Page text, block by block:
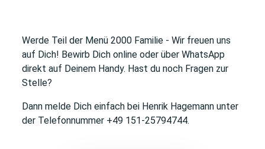
Werde Teil der Menü 2000 Familie - Wir freuen uns
auf Dich! Bewirb Dich online oder über WhatsApp
direkt auf Deinem Handy. Hast du noch Fragen zur
Stelle?
Dann melde Dich einfach bei Henrik Hagemann unter
der Telefonnummer +49 151-25794744.